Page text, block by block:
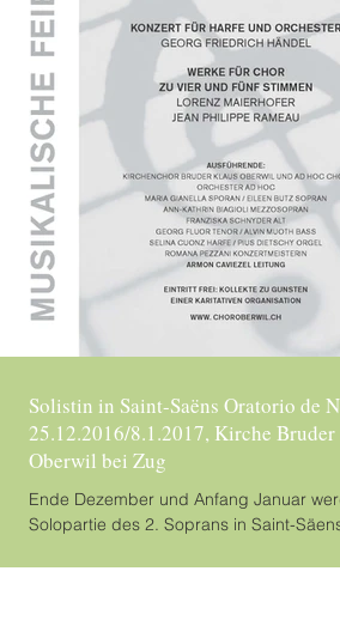
Solistin in Saint-Saëns Oratorio de
25.12.2016/8.1.2017, Kirche Bruder
Oberwil bei Zug
Ende Dezember und Anfang Januar
Solopartie des 2. Soprans in Saint-
Leitung...